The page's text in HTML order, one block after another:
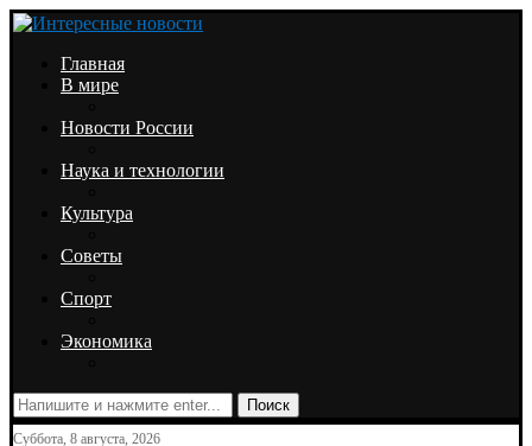
Главная
В мире
Новости России
Наука и технологии
Культура
Советы
Спорт
Экономика
Поиск
Суббота, 8 августа, 2026